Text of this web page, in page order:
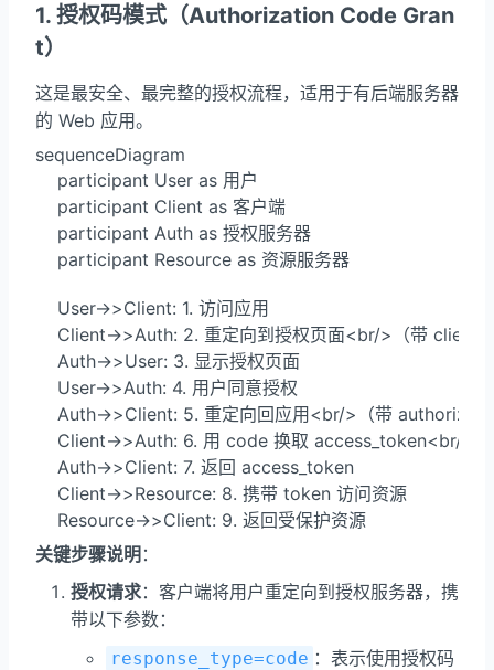
1. 授权码模式（Authorization Code Gran
t）
这是最安全、最完整的授权流程，适用于有后端服务器
的 Web 应用。
sequenceDiagram
    participant User as 用户
    participant Client as 客户端
    participant Auth as 授权服务器
    participant Resource as 资源服务器
    User->>Client: 1. 访问应用
Client->>Auth: 2. 重定向到授权页面<br/>（带
    Auth->>User: 3. 显示授权页面
    User->>Auth: 4. 用户同意授权
Auth->>Client: 5. 重定向回应用<br/>（带
Client->>Auth: 6. 用 code 换取 access_token<br/>（
    Auth->>Client: 7. 返回 access_token
    Client->>Resource: 8. 携带 token 访问资源
    Resource->>Client: 9. 返回受保护资源
关键步骤说明：
授权请求：客户端将用户重定向到授权服务器，携
带以下参数：
response_type=code ：表示使用授权码